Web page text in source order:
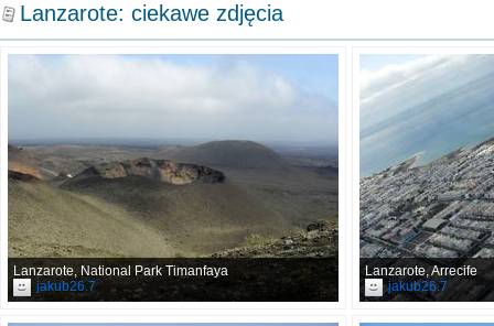
Lanzarote: ciekawe zdjęcia
Lanzarote, National Park Timanfaya
jakub26.7
Lanzarote, Arrecife
jakub26.7